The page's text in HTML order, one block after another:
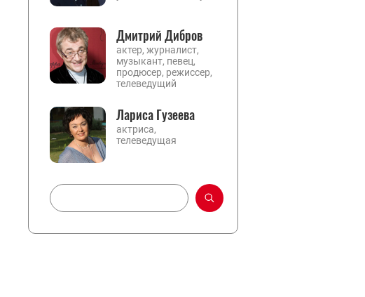
Дмитрий Дибров
актер, журналист,
музыкант, певец,
продюсер, режиссер,
телеведущий
Лариса Гузеева
актриса,
телеведущая